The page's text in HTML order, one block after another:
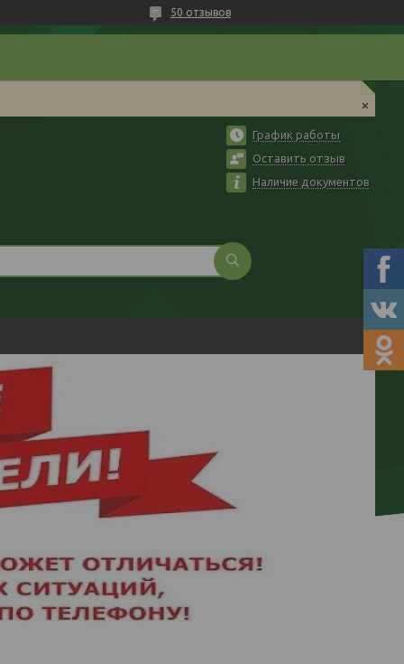
50 отзывов
График работы
Оставить отзыв
Наличие документов